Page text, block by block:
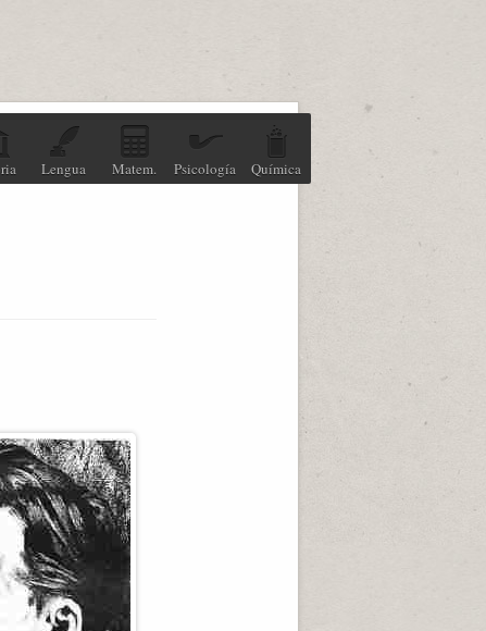
Lengua Matem. Psicología Química